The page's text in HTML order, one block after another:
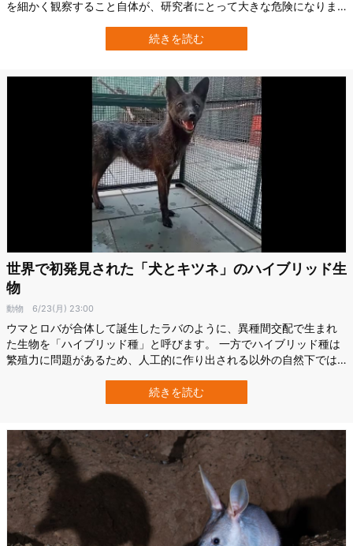
を細かく観察すること自体が、研究者にとって大きな危険になりま
究によって、実験的に狂犬病ウイルスを注射された赤ギツネ4匹のお
腹の中に小さなインプラントを入れ、体温と体の動き方をできるだ
続きを読む
世界で初発見された「犬とキツネ」のハイブリッド生
物
動物 6/23(月) 23:00
ウマとロバが合体して誕生したラバのように、異種間交配で生まれ
た生物を「ハイブリッド種」と呼びます。 一方でハイブリッド種は
繁殖力に問題があるため、人工的に作り出される以外の自然下では
年にブラジル最南端の町で世界初となる「犬とキツネ」のハイブリ
ッド生物の存在が確認されたのです。 リオグランデ・ド・スル連邦
続きを読む